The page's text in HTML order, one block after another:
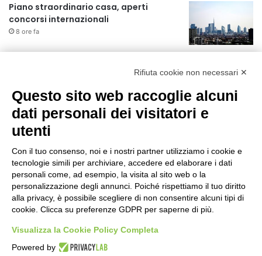
Piano straordinario casa, aperti
concorsi internazionali
8 ore fa
Un nuovo modello di IA stima il volume
dei ghiacciai del pianeta
10 ore fa
Manutenzione strade, nel biennio
2026-27 investiti 56 milioni
1 giorno fa
Il codice segreto dei neuroni: la
memoria della nascita che costruisce il
1 giorno fa
Rifiuta cookie non necessari ✕
Questo sito web raccoglie alcuni
dati personali dei visitatori e
utenti
Con il tuo consenso, noi e i nostri partner utilizziamo i cookie e
tecnologie simili per archiviare, accedere ed elaborare i dati
personali come, ad esempio, la visita al sito web o la
personalizzazione degli annunci. Poiché rispettiamo il tuo diritto
alla privacy, è possibile scegliere di non consentire alcuni tipi di
cookie. Clicca su preferenze GDPR per saperne di più.
Visualizza la Cookie Policy Completa
Powered by